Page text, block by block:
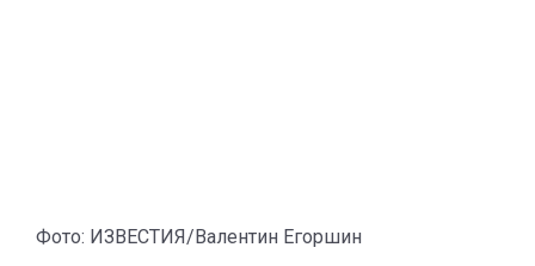
Фото: ИЗВЕСТИЯ/Валентин Егоршин